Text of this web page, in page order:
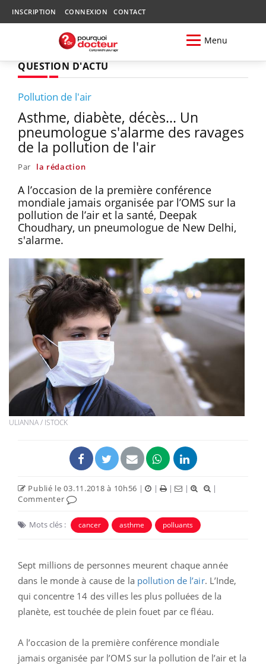
INSCRIPTION CONNEXION CONTACT
Menu
QUESTION D'ACTU
Pollution de l'air
Asthme, diabète, décès... Un
pneumologue s'alarme des ravages
de la pollution de l'air
Par la rédaction
A l’occasion de la première conférence
mondiale jamais organisée par l’OMS sur la
pollution de l’air et la santé, Deepak
Choudhary, un pneumologue de New Delhi,
s'alarme.
ULIANNA / ISTOCK
Publié le 03.11.2018 à 10h56 | | | |
|
Commenter
Mots clés : cancer asthme polluants
Sept millions de personnes meurent chaque année
dans le monde à cause de la pollution de l’air. L’Inde,
qui concentre 14 des villes les plus polluées de la
planète, est touchée de plein fouet par ce fléau.
A l’occasion de la première conférence mondiale
jamais organisée par l’OMS sur la pollution de l’air et la